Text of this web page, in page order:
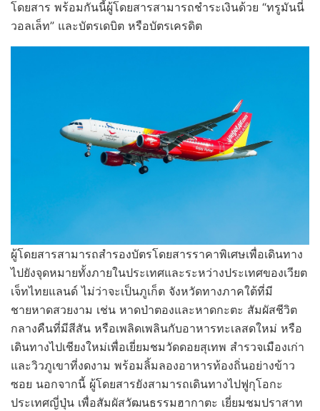
โดยสาร พร้อมกันนี้ผู้โดยสารสามารถชำระเงินด้วย “ทรูมันนี่
วอลเล็ท” และบัตรเดบิต หรือบัตรเครดิต
ผู้โดยสารสามารถสำรองบัตรโดยสารราคาพิเศษเพื่อเดินทาง
ไปยังจุดหมายทั้งภายในประเทศและระหว่างประเทศของเวียต
เจ็ทไทยแลนด์ ไม่ว่าจะเป็นภูเก็ต จังหวัดทางภาคใต้ที่มี
ชายหาดสวยงาม เช่น หาดป่าตองและหาดกะตะ สัมผัสชีวิต
กลางคืนที่มีสีสัน หรือเพลิดเพลินกับอาหารทะเลสดใหม่ หรือ
เดินทางไปเชียงใหม่เพื่อเยี่ยมชมวัดดอยสุเทพ สำรวจเมืองเก่า
และวิวภูเขาที่งดงาม พร้อมลิ้มลองอาหารท้องถิ่นอย่างข้าว
ซอย นอกจากนี้ ผู้โดยสารยังสามารถเดินทางไปฟูกุโอกะ
ประเทศญี่ปุ่น เพื่อสัมผัสวัฒนธรรมฮากาตะ เยี่ยมชมปราสาท